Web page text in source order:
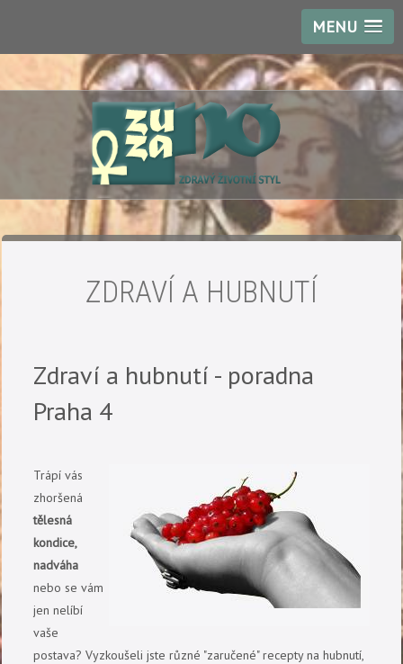
MENU
ZDRAVÍ A HUBNUTÍ
Zdraví a hubnutí - poradna
Praha 4
Trápí vás
zhoršená
tělesná
kondice,
nadváha
nebo se vám
jen nelíbí
vaše
postava? Vyzkoušeli jste různé "zaručené" recepty na hubnutí,